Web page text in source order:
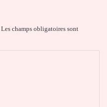
Les champs obligatoires sont